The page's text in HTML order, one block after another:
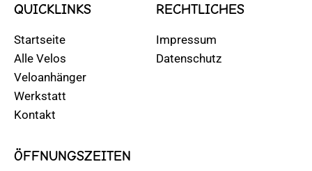
QUICKLINKS
Startseite
Alle Velos
Veloanhänger
Werkstatt
Kontakt
RECHTLICHES
Impressum
Datenschutz
ÖFFNUNGSZEITEN